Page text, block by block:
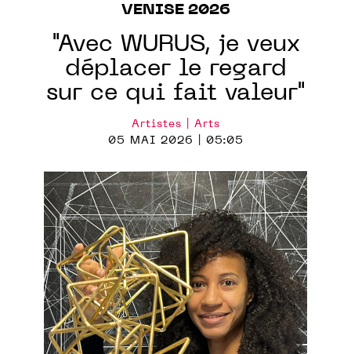
VENISE 2026
"Avec WURUS, je veux
déplacer le regard
sur ce qui fait valeur"
Artistes | Arts
05 MAI 2026 | 05:05